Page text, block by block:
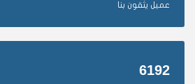
عميل يثقون بنا
6192